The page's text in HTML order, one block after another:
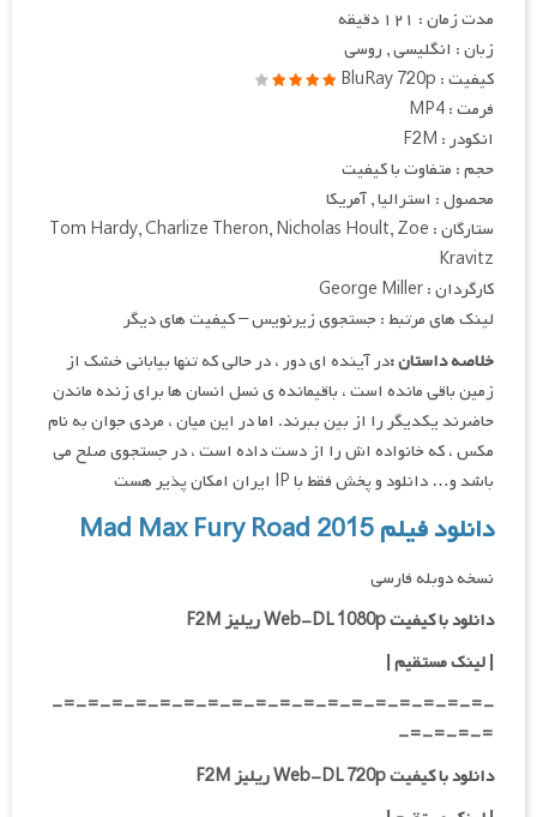
مدت زمان : ۱۲۱ دقیقه
زبان : انگلیسی , روسی
کیفیت : BluRay 720p
فرمت : MP4
انکودر : F2M
حجم : متفاوت با کیفیت
محصول : استرالیا , آمریکا
ستارگان : Tom Hardy, Charlize Theron, Nicholas Hoult, Zoe
Kravitz
کارگردان : George Miller
لینک های مرتبط : جستجوی زیرنویس – کیفیت های دیگر
خلاصه داستان :در آینده ای دور ، در حالی که تنها بیابانی خشک از
زمین باقی مانده است ، باقیمانده ی نسل انسان ها برای زنده ماندن
حاضرند یکدیگر را از بین ببرند. اما در این میان ، مردی جوان به نام
مکس ، که خانواده اش را از دست داده است ، در جستجوی صلح می
باشد و… دانلود و پخش فقط با IP ایران امکان پذیر هست
دانلود فیلم Mad Max Fury Road 2015
نسخه دوبله فارسی
دانلود با کیفیت Web-DL 1080p ریلیز F2M
|لینک مستقیم|
-=-=-=-=-=-=-=-=-=-=-=-=-=-=-=-=-=-=-
=-=-=-=-
دانلود با کیفیت Web-DL 720p ریلیز F2M